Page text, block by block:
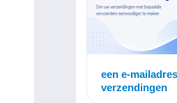
een e-
verzendingen